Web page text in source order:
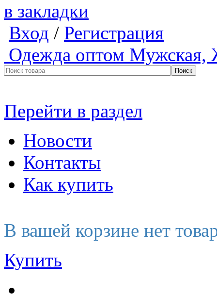
в закладки
Вход / Регистрация
Одежда оптом Мужская,
Перейти в раздел
Новости
Контакты
Как купить
В вашей корзине нет
Купить